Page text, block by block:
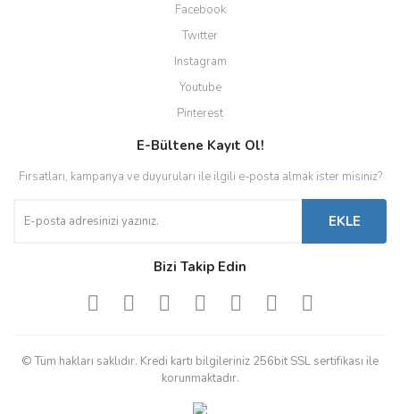
Facebook
Twitter
Instagram
Youtube
Pinterest
E-Bültene Kayıt Ol!
Fırsatları, kampanya ve duyuruları ile ilgili e-posta almak ister misiniz?
EKLE
Bizi Takip Edin
© Tüm hakları saklıdır. Kredi kartı bilgileriniz 256bit SSL sertifikası ile
korunmaktadır.